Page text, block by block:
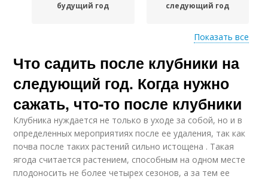
будущий год
следующий год
Грунт на следующий
год
Капусты на
следующий год
Моркови на
следующий год
Моркови в
следующем сезоне
Показать все
Что садить после клубники на
следующий год. Когда нужно
сажать, что-то после клубники
Клубника нуждается не только в уходе за собой, но и в
определенных мероприятиях после ее удаления, так как
почва после таких растений сильно истощена . Такая
ягода считается растением, способным на одном месте
плодоносить не более четырех сезонов, а за тем ее